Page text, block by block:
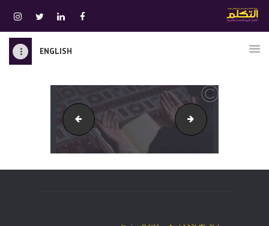
ENGLISH
قسم المعلمين
الصوتيات
اتصل بنا
ATTAKALLUM ONLINE
post-17 img_history